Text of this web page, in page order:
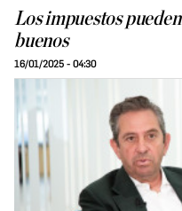
Los impuestos
buenos
16/01/2025 - 04:30